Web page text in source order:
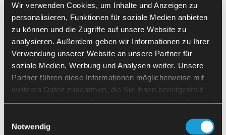
Wir verwenden Cookies, um Inhalte und Anzeigen zu
personalisieren, Funktionen für soziale Medien anbieten
zu können und die Zugriffe auf unsere Website zu
analysieren. Außerdem geben wir Informationen zu Ihrer
Verwendung unserer Website an unsere Partner für
soziale Medien, Werbung und Analysen weiter. Unsere
Partner führen diese Informationen möglicherweise mit
weiteren Daten zusammen, die Sie ihnen bereitgestellt
haben oder die sie im Rahmen Ihrer Nutzung der Dienste
Notwendig
центрі щоденної діяльності. Плановий приплив замовлень
часто не відповідає реальності. Клієнти очікують — особливо
у разі термінових запитів — поставки протягом декількох днів
або навіть одразу після вихідних. Для запитів із короткими
термінами поставки просто не було операторів для
виробництва у вечірню або нічну зміну.
Рішення
Задачею було завантаження вертикального обробного
центру MAZAK типу VCN-530C. Обробний верстат було